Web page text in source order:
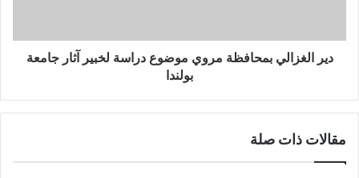
دير الغزالي بمحافظة مروي موضوع دراسة لخبير آثار جامعة
بولندا
مقالات ذات صلة